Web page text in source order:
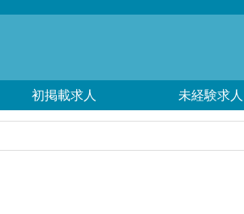
初掲載求人 未経験求人